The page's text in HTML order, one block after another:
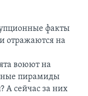
факты
отражаются на
воюют на
пирамиды
А сейчас за них